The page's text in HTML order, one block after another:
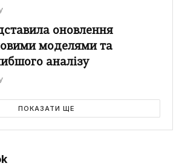
оновлення
моделями та
аналізу
ПОКАЗАТИ ЩЕ